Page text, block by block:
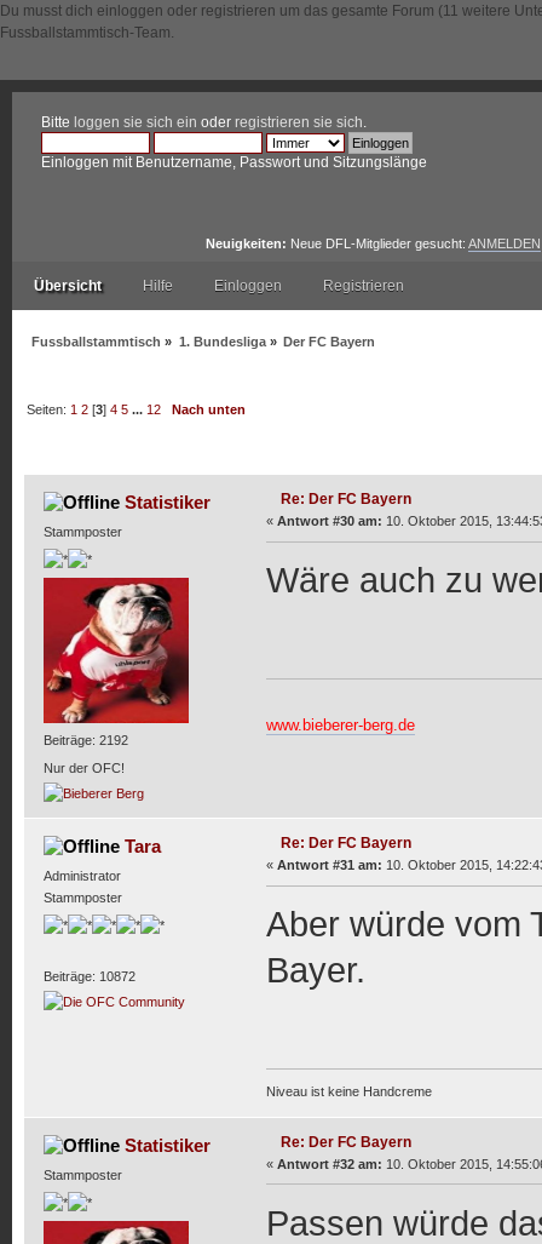
Du musst dich einloggen oder registrieren um das gesamte Forum (11 weitere
Fussballstammtisch-Team.
Bitte loggen sie sich ein oder registrieren sie sich
Einloggen mit Benutzername, Passwort und Sitzungslänge
Neuigkeiten: Neue DFL-Mitglieder gesucht: ANMELDEN
Übersicht Hilfe Einloggen Registrieren
Fussballstammtisch » 1. Bundesliga» Der FC Bayern
Seiten: 1 2 [3]4 5 ... 12 Nach unten
Statistiker
Stammposter
Beiträge: 2192
Nur der OFC!
Re: Der FC Bayern
« Antwort #30 am: 10. Oktober 2015,
Wäre auch zu
www.bieberer-berg.de
Tara
Administrator
Stammposter
Beiträge: 10872
Re: Der FC Bayern
« Antwort #31 am: 10. Oktober 2015,
Aber würde vom
Bayer.
Niveau ist keine Handcreme
Statistiker
Stammposter
Re: Der FC Bayern
« Antwort #32 am: 10. Oktober 2015,
Passen würde